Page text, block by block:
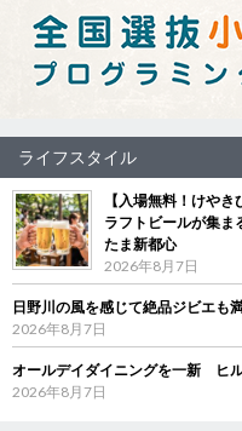
ライフスタイル
【入場無料！けや
ラフトビールが集ま
たま新都心
2026年8月7日
日野川の風を感じて絶品ジビエ
2026年8月7日
オールデイダイニングを一新 ヒ
2026年8月7日